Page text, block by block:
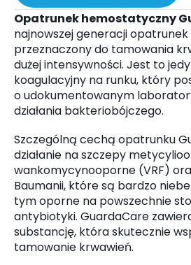
Opatrunek hemostatyczny
najnowszej generacji
przeznaczony do tamowania
dużej intensywności. Jest to
koagulacyjny na runku, który
o udokumentowanym
działania bakteriobójczego.
Szczególną cechą opatrunku
działanie na szczepy
wankomycynooporne (VRF)
Baumanii, które są bardzo
tym oporne na powszechnie
antybiotyki. GuardaCare
substancję, która skutecznie
tamowanie krwawień.